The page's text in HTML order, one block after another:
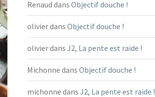
Renaud dans Objectif douche !
olivierdans Objectif douche !
olivierdans J2, La pente est raide !
Michonne dans Objectif douche !
michonne dans J2, La pente est raide !